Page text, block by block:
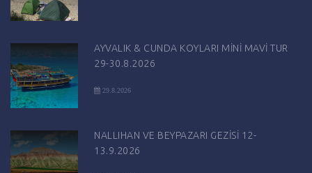
AYVALIK & CUNDA KOYLARI MİNİ MAVİ TUR
29-30.8.2026
29.8.2026
NALLIHAN VE BEYPAZARI GEZİSİ 12-
13.9.2026